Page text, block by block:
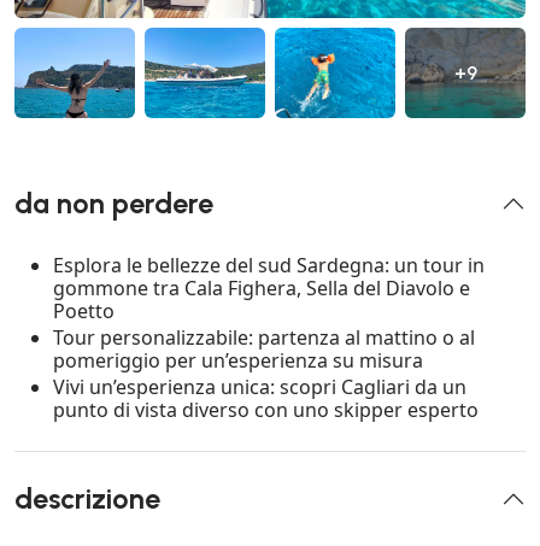
+9
da non perdere
Esplora le bellezze del sud Sardegna: un tour in
gommone tra Cala Fighera, Sella del Diavolo e
Poetto
Tour personalizzabile: partenza al mattino o al
pomeriggio per un’esperienza su misura
Vivi un’esperienza unica: scopri Cagliari da un
punto di vista diverso con uno skipper esperto
descrizione